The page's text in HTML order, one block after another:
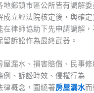
地鄉鎮市區公所皆有調解
成立經法院核定後，與確
在律師協助下先申請調解
留訴訟作為最終武器。
屋漏水、損害賠償、民事修
例、訴訟時效、侵權行為
律概念，圍繞著房屋漏水